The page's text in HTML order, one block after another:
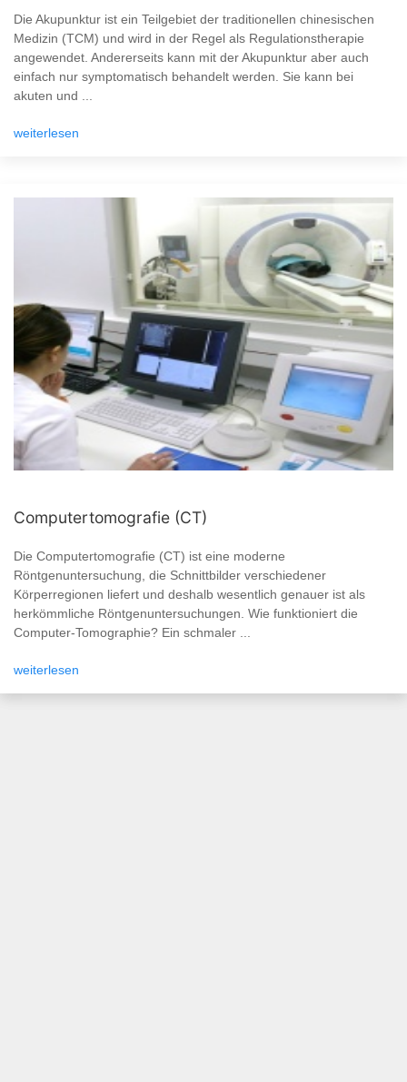
Die Akupunktur ist ein Teilgebiet der traditionellen chinesischen
Medizin (TCM) und wird in der Regel als Regulationstherapie
angewendet. Andererseits kann mit der Akupunktur aber auch
einfach nur symptomatisch behandelt werden. Sie kann bei
akuten und ...
weiterlesen
Computertomografie (CT)
Die Computertomografie (CT) ist eine moderne
Röntgenuntersuchung, die Schnittbilder verschiedener
Körperregionen liefert und deshalb wesentlich genauer ist als
herkömmliche Röntgenuntersuchungen. Wie funktioniert die
Computer-Tomographie? Ein schmaler ...
weiterlesen